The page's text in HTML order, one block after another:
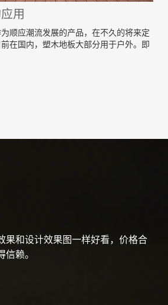
用
顺应潮流发展的产品，在不久的将来定
在国内，塑木地板大部分用于户外。即
果和设计效果图一样好看，价格合
信赖。